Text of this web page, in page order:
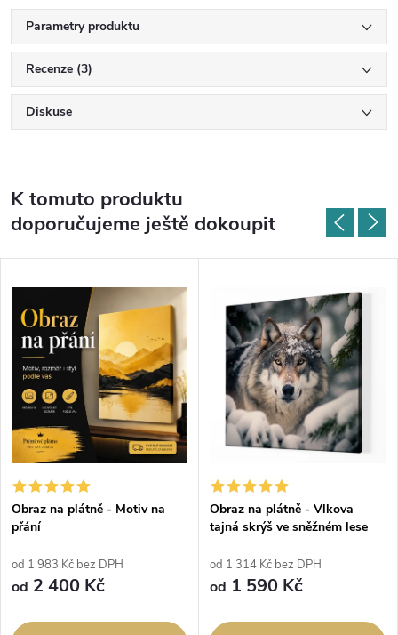
Parametry produktu
Recenze (3)
Diskuse
K tomuto produktu
doporučujeme ještě dokoupit
Obraz na plátně - Motiv na
přání
od 1 983 Kč bez DPH
od 2 400 Kč
Obraz na plátně - Vlkova
tajná skrýš ve sněžném lese
od 1 314 Kč bez DPH
od 1 590 Kč